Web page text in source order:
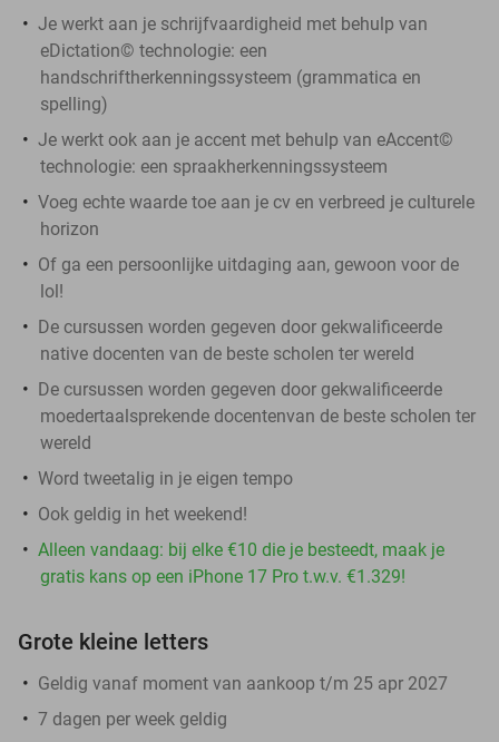
Je werkt aan je schrijfvaardigheid met behulp van
eDictation© technologie: een
handschriftherkenningssysteem (grammatica en
spelling)
Je werkt ook aan je accent met behulp van eAccent©
technologie: een spraakherkenningssysteem
Voeg echte waarde toe aan je cv en verbreed je culturele
horizon
Of ga een persoonlijke uitdaging aan, gewoon voor de
lol!
De cursussen worden gegeven door gekwalificeerde
native docenten van de beste scholen ter wereld
De cursussen worden gegeven door gekwalificeerde
moedertaalsprekende docentenvan de beste scholen ter
wereld
Word tweetalig in je eigen tempo
Ook geldig in het weekend!
Alleen vandaag: bij elke €10 die je besteedt, maak je
gratis kans op een iPhone 17 Pro t.w.v. €1.329!
Grote kleine letters
Geldig vanaf moment van aankoop t/m 25 apr 2027
7 dagen per week geldig